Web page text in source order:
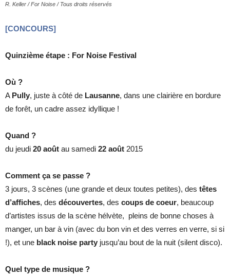
R. Keller / For Noise / Tous droits réservés
[CONCOURS]
Quinzième étape : For Noise Festival
Où ?
A Pully, juste à côté de Lausanne, dans une clairière en bordure
de forêt, un cadre assez idyllique !
Quand ?
du jeudi 20 août au samedi 22 août 2015
Comment ça se passe ?
3 jours, 3 scènes (une grande et deux toutes petites), des têtes
d’affiches, des découvertes, des coups de coeur, beaucoup
d’artistes issus de la scène hélvète, pleins de bonne choses à
manger, un bar à vin (avec du bon vin et des verres en verre, si si
!), et une black noise party jusqu’au bout de la nuit (silent disco).
Quel type de musique ?